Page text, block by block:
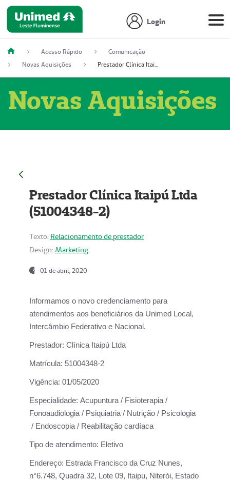
Login
Acesso Rápido
Comunicação
Novas Aquisições
Prestador Clínica Itaipú Ltda (51004348-2)
Novas Aquisições
Prestador Clínica Itaipú Ltda
(51004348-2)
Texto: Relacionamento de prestador
Design: Marketing
01 de abril, 2020
Informamos o novo credenciamento para
atendimentos aos beneficiários da Unimed Local,
Intercâmbio Federativo e Nacional.
Prestador: Clínica Itaipú Ltda
Matrícula: 51004348-2
Vigência: 01/05/2020
Especialidade: Acupuntura / Fisioterapia /
Fonoaudiologia / Psiquiatria / Nutrição / Psicologia
/ Endoscopia / Reabilitação cardíaca
Tipo de atendimento: Eletivo
Endereço: Estrada Francisco da Cruz Nunes,
n°6.748, Quadra 32, Lote 09, Itaipu, Niterói, Estado